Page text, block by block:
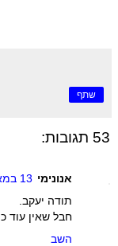
שתף
53 תגובות:
אנונימי 13 במאי 2012 בשעה 16:29
תודה יעקב.
חבל שאין עוד
השב